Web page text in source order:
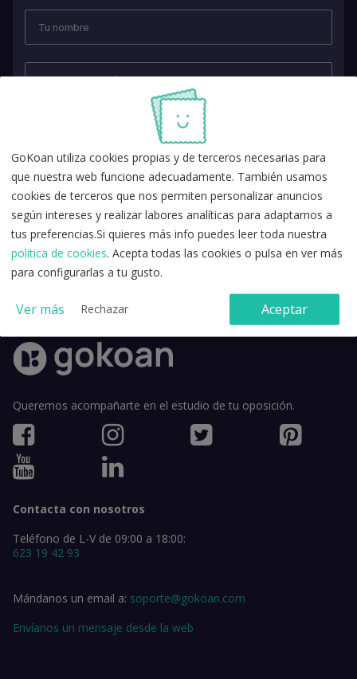
Acepto lapolítica de privacidady lostérminos y condiciones de
uso.
Queremos acompañarte en el estudio de tu oposición.
Contacta con nosotros
Teléfono de L-V de 09:00 a 18:00:
623 19 42 93
Mándanos un email a: soporte@gokoan.com
Envíanos un mensaje desde la web
GoKoan utiliza cookies propias y de terceros necesarias para
que nuestra web funcione adecuadamente. También usamos
cookies de terceros que nos permiten personalizar anuncios
según intereses y realizar labores analíticas para adaptarnos a
tus preferencias.Si quieres más info puedes leer toda nuestra
política de cookies. Acepta todas las cookies o pulsa en ver más
para configurarlas a tu gusto.
Ver más Rechazar Aceptar